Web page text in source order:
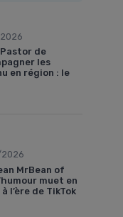
de
les
en région : le
MrBean of
muet en
l’ère de TikTok